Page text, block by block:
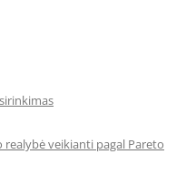
veikianti pagal Pareto